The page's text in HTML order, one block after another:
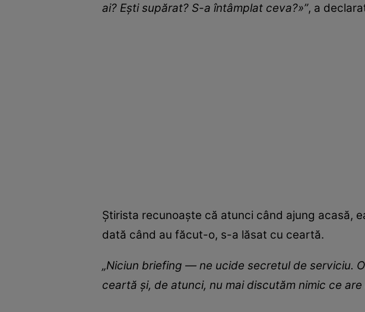
ai? Ești supărat? S-a întâmplat ceva?»”, a
Știrista recunoaște că atunci când ajung acasă,
dată când au făcut-o, s-a lăsat cu ceartă.
„Niciun briefing — ne ucide secretul de serviciu.
ceartă și, de atunci, nu mai discutăm nimic ce